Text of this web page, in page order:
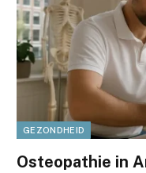
GEZONDHEID
Osteopathie in